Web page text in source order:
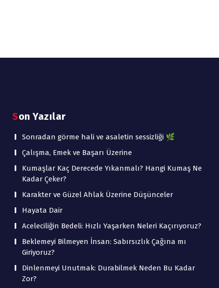
Son Yazılar
Sonradan görme hali ve asaletin sessizliği 🌿
Çalışma, Emek ve Başarı Üzerine
Kumaşlar Kaç Derecede Yıkanmalı? Hangi Kumaş Ne
Kadar Çeker?
Karakter ve Güzel Ahlak Üzerine Düşünceler
Hayata Dair
Aceleciliğin Bedeli: Hızlı Yaşarken Neleri Kaçırıyoruz?
Beklemeyi Bilmeyen İnsan: Sabırsızlık Çağına mı
Giriyoruz?
Dinlenmeyi Unutmak: Durabilmek Neden Bu Kadar
Zor?